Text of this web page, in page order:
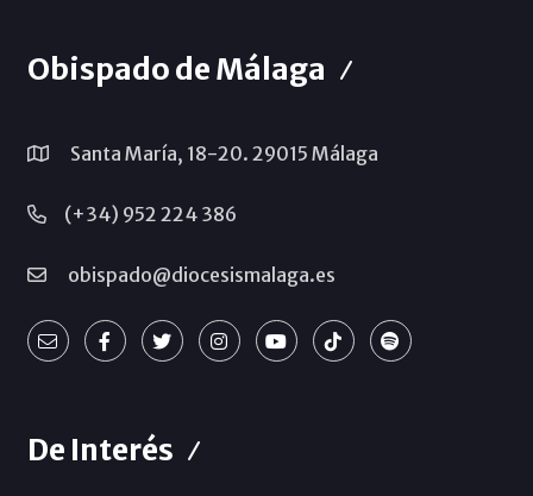
Obispado de Málaga
Santa María, 18-20. 29015 Málaga
(+34) 952 224 386
obispado@diocesismalaga.es
De Interés